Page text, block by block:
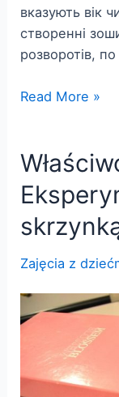
вказують вік
створенні
розворотів,
Орфограми.
української
Read More »
Zajęcia z